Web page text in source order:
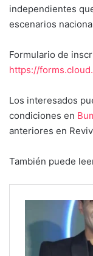
independientes
escenarios
Formulario de
https://
Los interesados
condiciones en
anteriores en
También puede